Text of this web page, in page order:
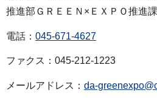
推進部ＧＲＥＥＮ×ＥＸＰＯ推進課
電話： 045-671-4627
ファクス：045-212-1223
メールアドレス： da-